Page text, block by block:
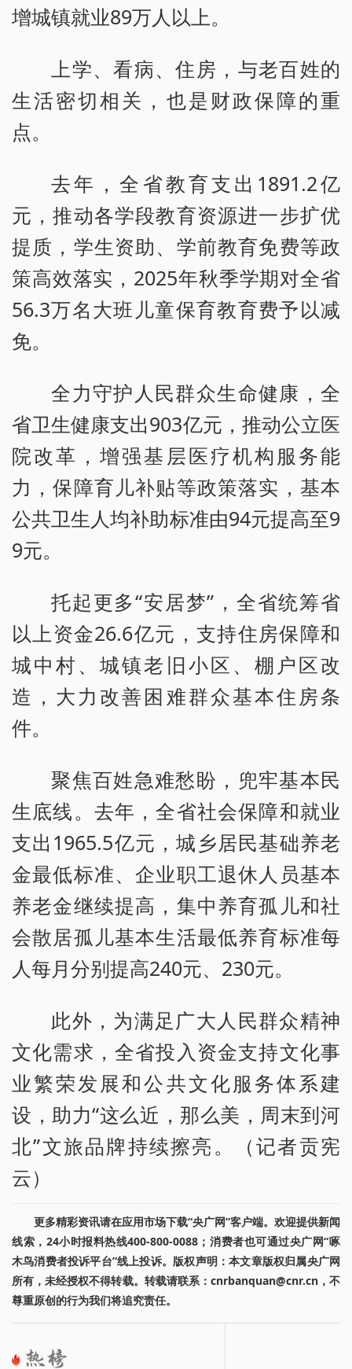
增城镇就业89万人以上。
上学、看病、住房，与老百姓的
生活密切相关，也是财政保障的重
点。
去年，全省教育支出1891.2亿
元，推动各学段教育资源进一步扩优
提质，学生资助、学前教育免费等政
策高效落实，2025年秋季学期对全省
56.3万名大班儿童保育教育费予以减
免。
全力守护人民群众生命健康，全
省卫生健康支出903亿元，推动公立医
院改革，增强基层医疗机构服务能
力，保障育儿补贴等政策落实，基本
公共卫生人均补助标准由94元提高至9
9元。
托起更多“安居梦”，全省统筹省
以上资金26.6亿元，支持住房保障和
城中村、城镇老旧小区、棚户区改
造，大力改善困难群众基本住房条
件。
聚焦百姓急难愁盼，兜牢基本民
生底线。去年，全省社会保障和就业
支出1965.5亿元，城乡居民基础养老
金最低标准、企业职工退休人员基本
养老金继续提高，集中养育孤儿和社
会散居孤儿基本生活最低养育标准每
人每月分别提高240元、230元。
此外，为满足广大人民群众精神
文化需求，全省投入资金支持文化事
业繁荣发展和公共文化服务体系建
设，助力“这么近，那么美，周末到河
北”文旅品牌持续擦亮。（记者贡宪
云）
更多精彩资讯请在应用市场下载“央广网”客户端。欢迎提供新闻
线索，24小时报料热线400-800-0088；消费者也可通过央广网“啄
木鸟消费者投诉平台”线上投诉。版权声明：本文章版权归属央广网
所有，未经授权不得转载。转载请联系：cnrbanquan@cnr.cn，不
尊重原创的行为我们将追究责任。